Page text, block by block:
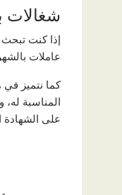
شغالات
إذا كنت تبحث
عاملات
كما نتميز
المناسبة
على الشهادة